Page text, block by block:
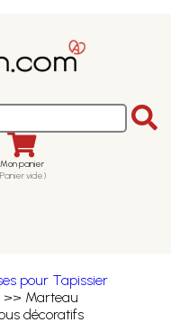
Mon panier
vide)
pour Tapissier
>> Marteau
décoratifs